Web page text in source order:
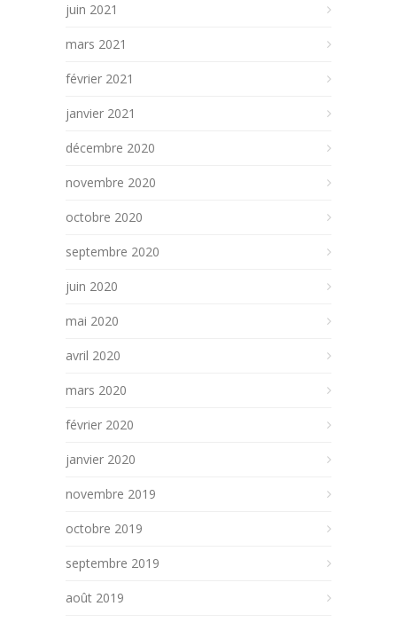
juin 2021
mars 2021
février 2021
janvier 2021
décembre 2020
novembre 2020
octobre 2020
septembre 2020
juin 2020
mai 2020
avril 2020
mars 2020
février 2020
janvier 2020
novembre 2019
octobre 2019
septembre 2019
août 2019